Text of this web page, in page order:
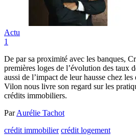
Actu
1
De par sa proximité avec les banques,
premières loges de l’évolution des taux
aussi de l’impact de leur hausse chez
Vilon nous livre son regard sur les
crédits immobiliers.
ParAurélie Tachot
crédit immobilier crédit logement